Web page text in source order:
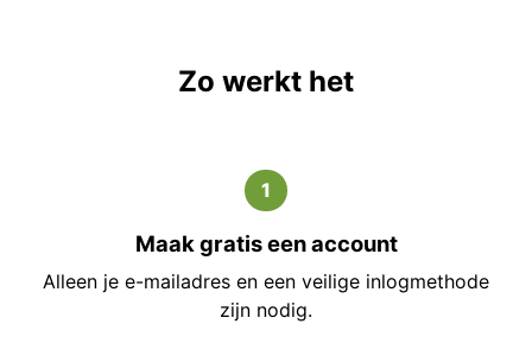
Zo werkt het
1
Maak gratis een account
Alleen je e-mailadres en een veilige inlogmethode
zijn nodig.